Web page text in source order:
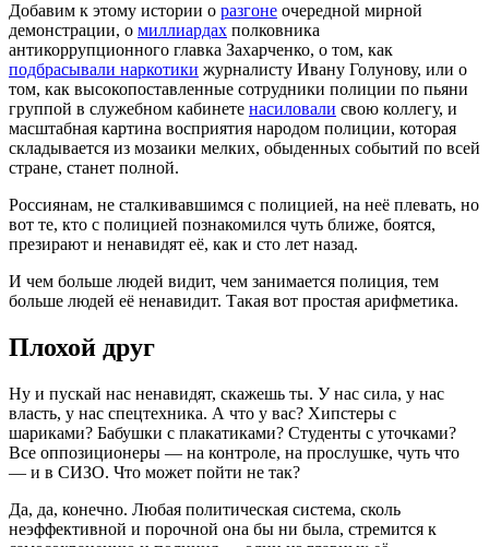
Добавим к этому истории о разгоне очередной мирной
демонстрации, о миллиардах полковника
антикоррупционного главка Захарченко, о том, как
подбрасывали наркотики журналисту Ивану Голунову, или о
том, как высокопоставленные сотрудники полиции по пьяни
группой в служебном кабинете насиловали свою коллегу, и
масштабная картина восприятия народом полиции, которая
складывается из мозаики мелких, обыденных событий по всей
стране, станет полной.
Россиянам, не сталкивавшимся с полицией, на неё плевать, но
вот те, кто с полицией познакомился чуть ближе, боятся,
презирают и ненавидят её, как и сто лет назад.
И чем больше людей видит, чем занимается полиция, тем
больше людей её ненавидит. Такая вот простая арифметика.
Плохой друг
Ну и пускай нас ненавидят, скажешь ты. У нас сила, у нас
власть, у нас спецтехника. А что у вас? Хипстеры с
шариками? Бабушки с плакатиками? Студенты с уточками?
Все оппозиционеры — на контроле, на прослушке, чуть что
— и в СИЗО. Что может пойти не так?
Да, да, конечно. Любая политическая система, сколь
неэффективной и порочной она бы ни была, стремится к